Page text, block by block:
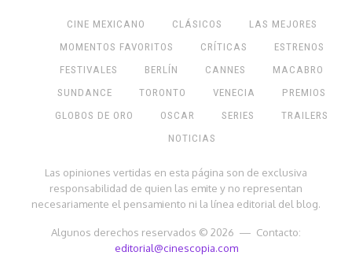
CINE MEXICANO CLÁSICOS
LAS MEJORES
MOMENTOS FAVORITOS
CRÍTICAS
ESTRENOS
FESTIVALES
BERLÍN CANNES
MACABRO
SUNDANCE
TORONTO VENECIA
PREMIOS
GLOBOS DE ORO
OSCAR SERIES
TRAILERS
NOTICIAS
Las opiniones vertidas en esta página son de exclusiva
responsabilidad de quien las emite y no representan
necesariamente el pensamiento ni la línea editorial del blog.
Algunos derechos reservados © 2026 — Contacto:
editorial@cinescopia.com